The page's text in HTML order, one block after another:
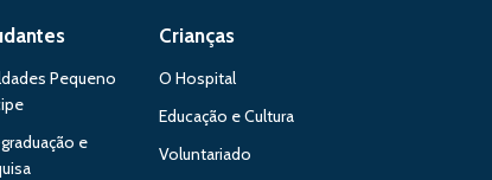
Pequeno
e
Crianças
O Hospital
Educação e Cultura
Voluntariado